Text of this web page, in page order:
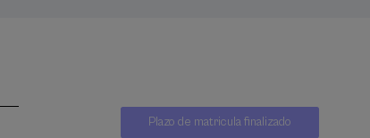
Fecha pasada
Plazo de matricula finalizado